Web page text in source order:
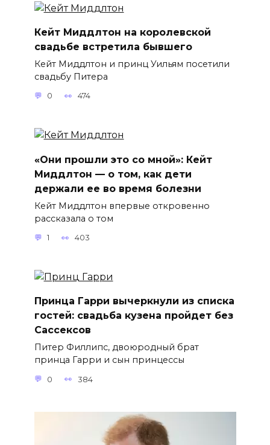
Кейт Миддлтон на королевской
свадьбе встретила бывшего
Кейт Миддлтон и принц Уильям посетили
свадьбу Питера
0 474
«Они прошли это со мной»: Кейт
Миддлтон — о том, как дети
держали ее во время болезни
Кейт Миддлтон впервые откровенно
рассказала о том
1 403
Принца Гарри вычеркнули из списка
гостей: свадьба кузена пройдет без
Сассексов
Питер Филлипс, двоюродный брат
принца Гарри и сын принцессы
0 384